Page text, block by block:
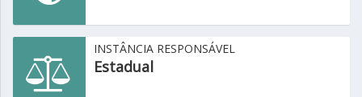
INSTÂNCIA RESPONSÁVEL
Estadual